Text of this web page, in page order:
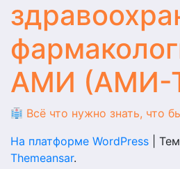
АМИ (АМИ-
Всё что нужно знать, что
На платформе WordPress
Themeansar.